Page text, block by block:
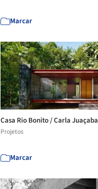
Marcar
Casa Rio Bonito / Carla Juaçaba
Projetos
Marcar